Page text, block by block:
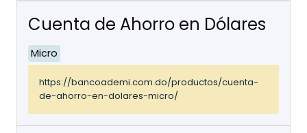
Cuenta de Ahorro en Dólares
Micro
https://bancoademi.com.do/productos/cuenta-
de-ahorro-en-dolares-micro/